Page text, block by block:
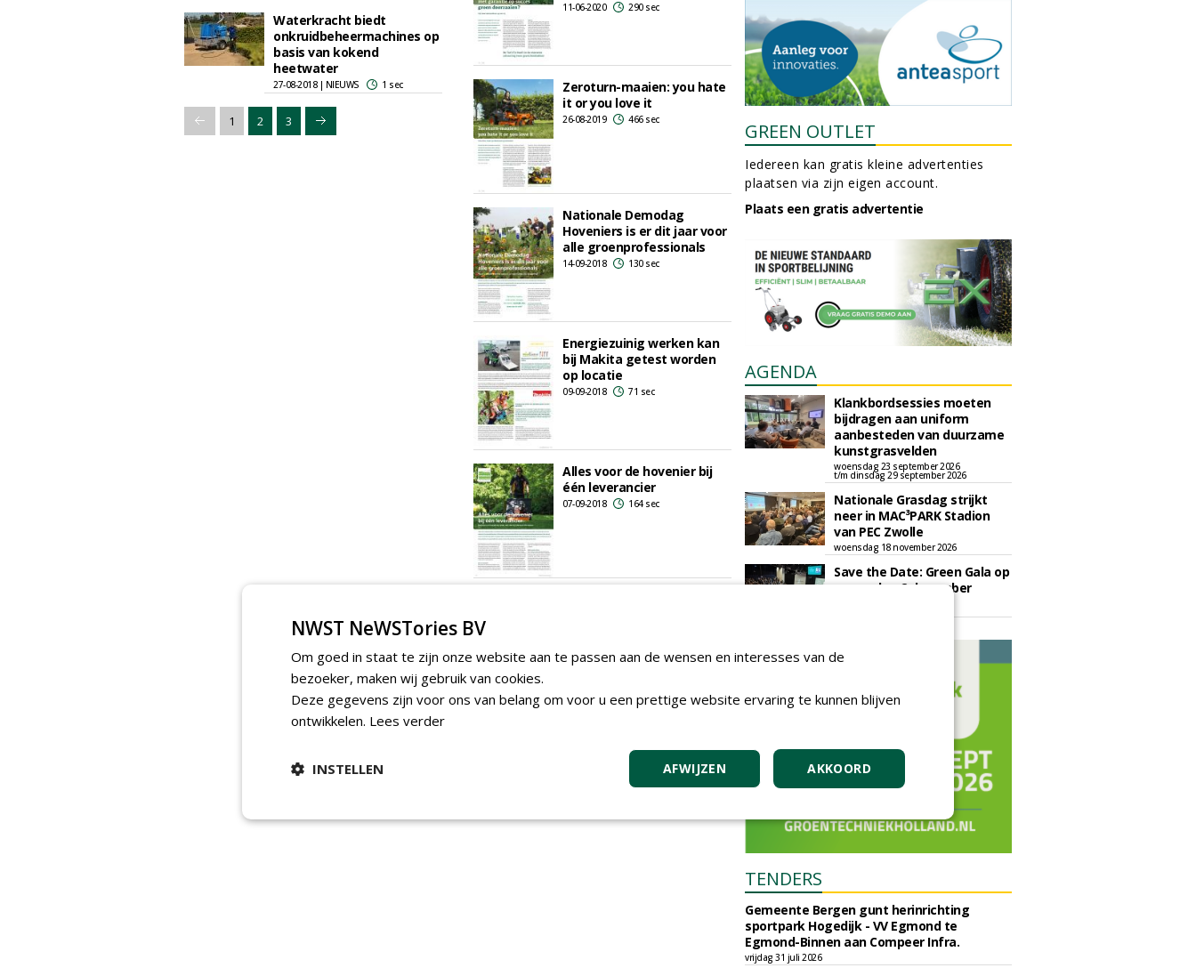
Waterkracht biedt
onkruidbeheermachines op
basis van kokend
heetwater
27-08-2018 | NIEUWS 1 sec
1 2 3
11-06-2020 290 sec
Zeroturn-maaien: you hate
it or you love it
26-08-2019 466 sec
Nationale Demodag
Hoveniers is er dit jaar voor
alle groenprofessionals
14-09-2018 130 sec
Energiezuinig werken kan
bij Makita getest worden
op locatie
09-09-2018 71 sec
Alles voor de hovenier bij
één leverancier
07-09-2018 164 sec
GREEN OUTLET
Iedereen kan gratis kleine advertenties
plaatsen via zijn eigen account.
Plaats een gratis advertentie
AGENDA
Klankbordsessies moeten
bijdragen aan uniform
aanbesteden van duurzame
kunstgrasvelden
woensdag 23 september 2026
t/m dinsdag 29 september 2026
Nationale Grasdag strijkt
neer in MAC³PARK Stadion
van PEC Zwolle
woensdag 18 november 2026
Save the Date: Green Gala op
woensdag 2 december
TENDERS
Gemeente Bergen gunt herinrichting
sportpark Hogedijk - VV Egmond te
Egmond-Binnen aan Compeer Infra.
vrijdag 31 juli 2026
NWST NeWSTories BV
Om goed in staat te zijn onze website aan te passen aan de wensen en interesses van de
bezoeker, maken wij gebruik van cookies.
Deze gegevens zijn voor ons van belang om voor u een prettige website ervaring te kunnen blijven
ontwikkelen. Lees verder
AKKOORD
AFWIJZEN
INSTELLEN